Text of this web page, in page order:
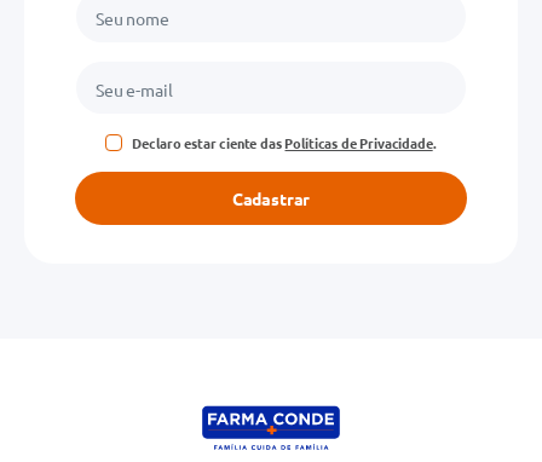
Declaro estar ciente dasPolíticas de Privacidade.
Cadastrar